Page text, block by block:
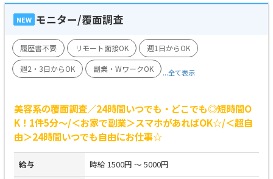
NEW モニター/覆面調査
履歴書不要 リモート面接OK
週1日からOK
週2・3日からOK
副業・WワークOK ...全て表示
美容系の覆面調査／24時間いつでも・どこでも◎短時間O
K！1件5分～/＜お家で副業＞スマホがあればOK☆/＜超自
由＞24時間いつでも自由にお仕事☆
給与 時給 1500円 ～ 5000円